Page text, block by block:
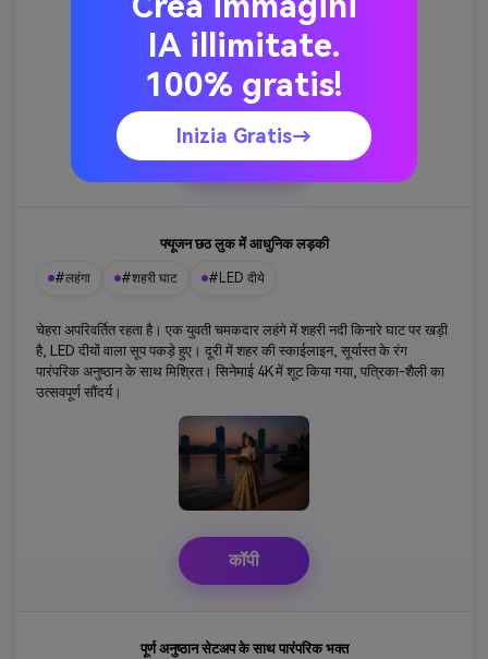
फ्यूजन छठ लुक में आधुनिक लड़की
#लहंगा #शहरी घाट #LED दीये
चेहरा अपरिवर्तित रहता है। एक युवती चमकदार लहंगे में शहरी नदी किनारे घाट पर खड़ी
है, LED दीयों वाला सूप पकड़े हुए। दूरी में शहर की स्काईलाइन, सूर्यास्त के रंग
पारंपरिक अनुष्ठान के साथ मिश्रित। सिनेमाई 4K में शूट किया गया, पत्रिका-शैली का
उत्सवपूर्ण सौंदर्य।
कॉपी
पूर्ण अनुष्ठान सेटअप के साथ पारंपरिक भक्त
IA illimitate.
100% gratis!
Inizia Gratis→